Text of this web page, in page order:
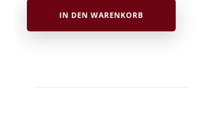
Noten
IN DEN WARENKORB